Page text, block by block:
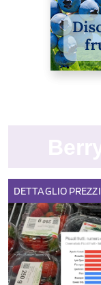
DETTAGLIO PREZZI